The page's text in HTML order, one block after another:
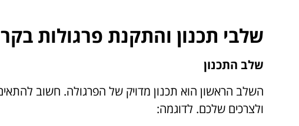
שלבי תכנון והתקנת פרגולות
שלב התכנון
השלב הראשון הוא תכנון מדויק של הפרגולה. חשוב
ולצרכים שלכם. לדוגמה: